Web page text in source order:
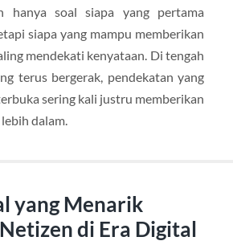
hanya soal siapa yang pertama
siapa yang mampu memberikan
mendekati kenyataan. Di tengah
terus bergerak, pendekatan yang
sering kali justru memberikan
dalam.
yang Menarik
di Era Digital